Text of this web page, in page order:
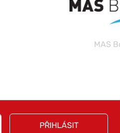
MAS
PŘIHLÁSIT